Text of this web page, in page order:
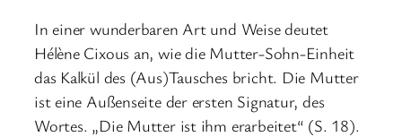
In einer wunderbaren Art und Weise deutet
Hélène Cixous an, wie die Mutter-Sohn-Einheit
das Kalkül des (Aus)Tausches bricht. Die Mutter
ist eine Außenseite der ersten Signatur, des
Wortes. „Die Mutter ist ihm erarbeitet“ (S. 18).